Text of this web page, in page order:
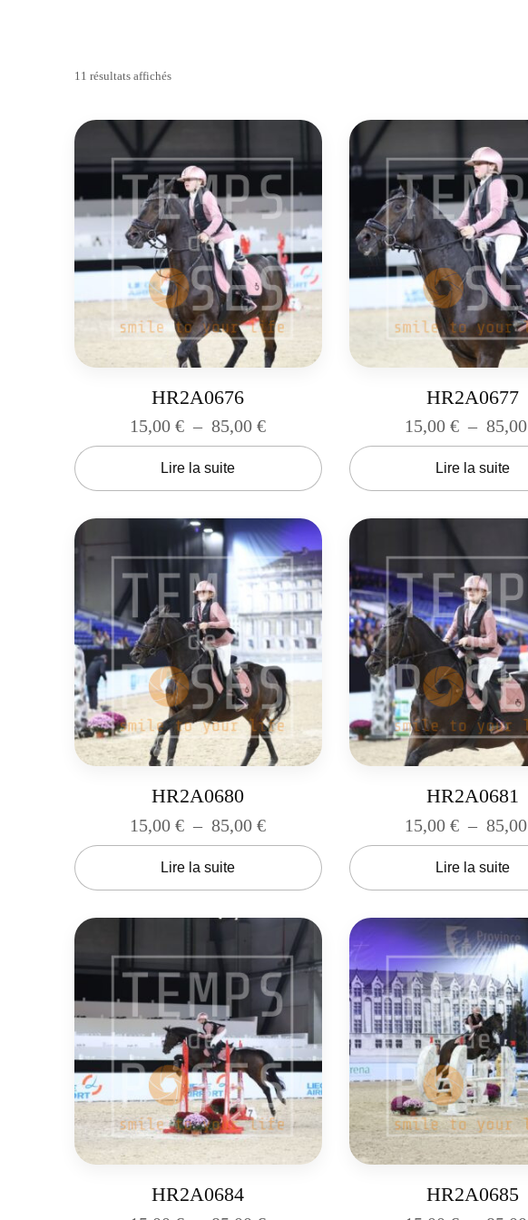
11 résultats affichés
HR2A0676
15,00€ – 85,00€
Lire la suite
HR2A0677
15,00 € – 85,00
Lire la suite
HR2A0680
15,00€ – 85,00€
Lire la suite
HR2A0681
15,00 € – 85,00
Lire la suite
HR2A0684 HR2A0685